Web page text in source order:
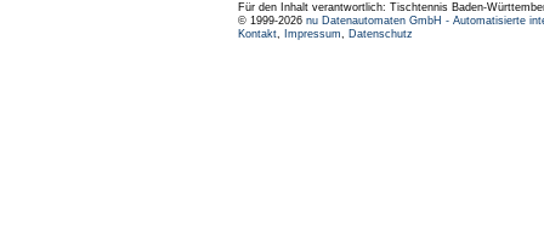
Für den Inhalt verantwortlich: Tischtennis Baden-
© 1999-2026 nu Datenautomaten GmbH - Automatisierte
Kontakt, Impressum, Datenschutz